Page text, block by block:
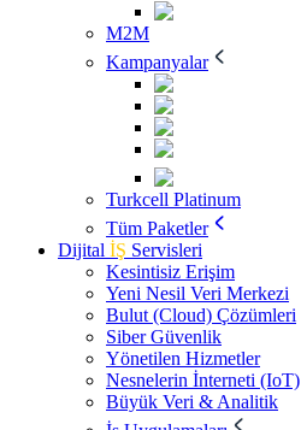
M2M
Kampanyalar
Turkcell Platinum
Tüm Paketler
Dijital İŞ Servisleri
Kesintisiz Erişim
Yeni Nesil Veri Merkezi
Bulut (Cloud) Çözümleri
Siber Güvenlik
Yönetilen Hizmetler
Nesnelerin İnterneti (IoT)
Büyük Veri & Analitik